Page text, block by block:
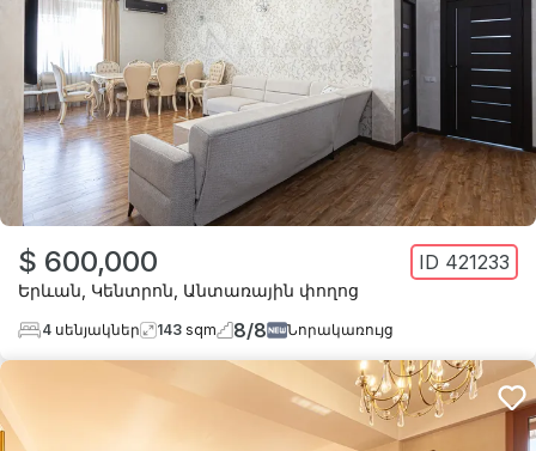
$ 600,000 ID 421233
Երևան Կենտրոն Անտառային փողոց
4 սենյակներ 143 sqm 8/8 Նորակառույց